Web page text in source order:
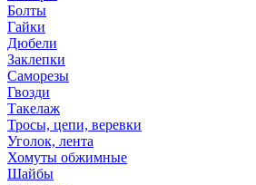
Болты
Гайки
Дюбели
Заклепки
Саморезы
Гвозди
Такелаж
Тросы, цепи, веревки
Уголок, лента
Хомуты обжимные
Шайбы